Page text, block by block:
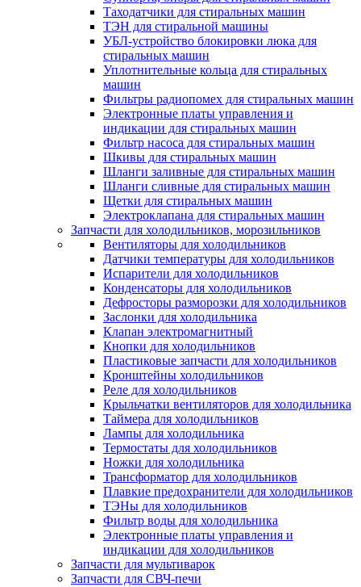
Таходатчики для стиральных машин
ТЭН для стиральной машины
УБЛ-устройство блокировки люка для
стиральных машин
Уплотнительные кольца для стиральных
машин
Фильтры радиопомех для стиральных машин
Электронные платы управления и
индикации для стиральных машин
Фильтр насоса для стиральных машин
Шкивы для стиральных машин
Шланги заливные для стиральных машин
Шланги сливные для стиральных машин
Щетки для стиральных машин
Электроклапана для стиральных машин
Запчасти для холодильников, морозильников
Вентиляторы для холодильников
Датчики температуры для холодильников
Испарители для холодильников
Конденсаторы для холодильников
Дефросторы разморозки для холодильников
Заслонки для холодильника
Клапан электромагнитный
Кнопки для холодильников
Пластиковые запчасти для холодильников
Кронштейны холодильников
Реле для холодильников
Крыльчатки вентиляторов для холодильника
Таймера для холодильников
Лампы для холодильника
Термостаты для холодильников
Ножки для холодильника
Трансформатор для холодильников
Плавкие предохранители для холодильников
ТЭНы для холодильников
Фильтр воды для холодильника
Электронные платы управления и
индикации для холодильников
Запчасти для мультиварок
Запчасти для СВЧ-печи